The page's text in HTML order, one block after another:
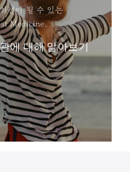
선이 될 수 있는
Medicine.
에 대해 알아보기